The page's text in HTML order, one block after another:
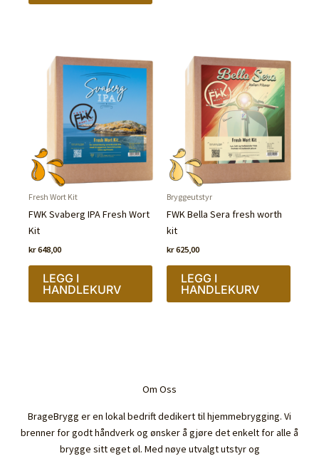
Fresh Wort Kit
FWK Svaberg IPA Fresh Wort
Kit
kr648,00
LEGG I
HANDLEKURV
Bryggeutstyr
FWK Bella Sera fresh worth
kit
kr625,00
LEGG I
HANDLEKURV
Om Oss
BrageBrygg er en lokal bedrift dedikert til hjemmebrygging. Vi
brenner for godt håndverk og ønsker å gjøre det enkelt for alle å
brygge sitt eget øl. Med nøye utvalgt utstyr og